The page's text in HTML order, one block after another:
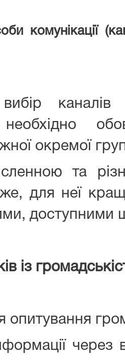
комунікації
вибір
окремої
та
для неї
доступними
із
опитування
через